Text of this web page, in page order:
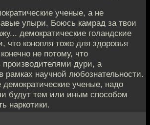
ученые, а не
упыри. Боюсь камрад за твои
демократические голандские
что конопля тоже для здоровья
не потому, что
производителями дури, а
рамках научной любознательности.
ученые, надо
будут тем или иным способом
наркотики.